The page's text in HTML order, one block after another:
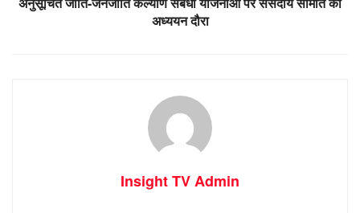
अध्ययन दौरा
Insight TV Admin